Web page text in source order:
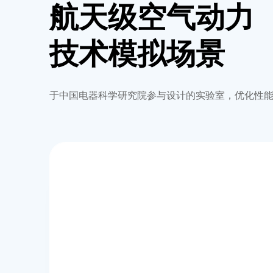
航天级空气动力
技术模拟场景
于中国电器科学研究院参与设计的实验室，优化性